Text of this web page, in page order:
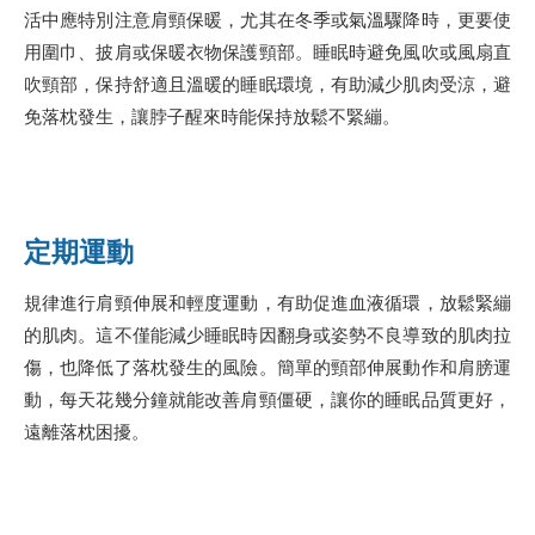
活中應特別注意肩頸保暖，尤其在冬季或氣溫驟降時，更要使
用圍巾、披肩或保暖衣物保護頸部。睡眠時避免風吹或風扇直
吹頸部，保持舒適且溫暖的睡眠環境，有助減少肌肉受涼，避
免落枕發生，讓脖子醒來時能保持放鬆不緊繃。
定期運動
規律進行肩頸伸展和輕度運動，有助促進血液循環，放鬆緊繃
的肌肉。這不僅能減少睡眠時因翻身或姿勢不良導致的肌肉拉
傷，也降低了落枕發生的風險。簡單的頸部伸展動作和肩膀運
動，每天花幾分鐘就能改善肩頸僵硬，讓你的睡眠品質更好，
遠離落枕困擾。